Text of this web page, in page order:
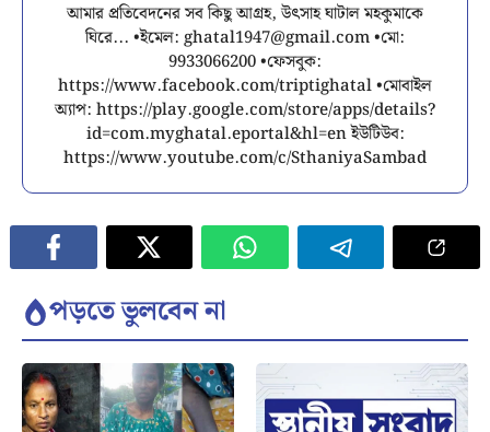
আমার প্রতিবেদনের সব কিছু আগ্রহ, উৎসাহ ঘাটাল মহকুমাকে
ঘিরে... •ইমেল: ghatal1947@gmail.com•মো:
9933066200 •ফেসবুক:
https://www.facebook.com/triptighatal •মোবাইল
অ্যাপ: https://play.google.com/store/apps/details?
id=com.myghatal.eportal&hl=en ইউটিউব:
https://www.youtube.com/c/SthaniyaSambad
পড়তে ভুলবেন না